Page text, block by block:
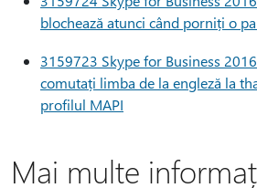
blochează atunci când porniți o
3159723 Skype for Business
comutați limba de la engleză la
profilul MAPI
Mai multe